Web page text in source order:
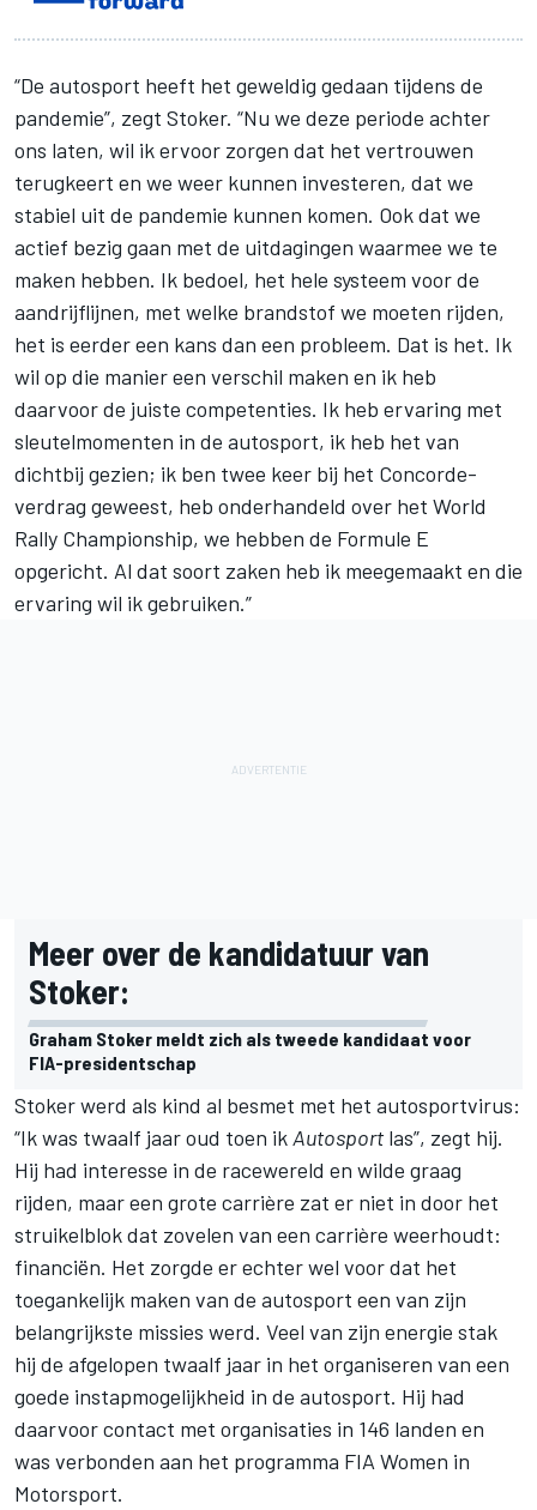
“De autosport heeft het geweldig gedaan tijdens de
pandemie”, zegt Stoker. “Nu we deze periode achter
ons laten, wil ik ervoor zorgen dat het vertrouwen
terugkeert en we weer kunnen investeren, dat we
stabiel uit de pandemie kunnen komen. Ook dat we
actief bezig gaan met de uitdagingen waarmee we te
maken hebben. Ik bedoel, het hele systeem voor de
aandrijflijnen, met welke brandstof we moeten rijden,
het is eerder een kans dan een probleem. Dat is het. Ik
wil op die manier een verschil maken en ik heb
daarvoor de juiste competenties. Ik heb ervaring met
sleutelmomenten in de autosport, ik heb het van
dichtbij gezien; ik ben twee keer bij het Concorde-
verdrag geweest, heb onderhandeld over het World
Rally Championship, we hebben de Formule E
opgericht. Al dat soort zaken heb ik meegemaakt en die
ervaring wil ik gebruiken.”
Meer over de kandidatuur van
Stoker:
Graham Stoker meldt zich als tweede kandidaat voor
FIA-presidentschap
Stoker werd als kind al besmet met het autosportvirus:
“Ik was twaalf jaar oud toen ikAutosport las”, zegt hij.
Hij had interesse in de racewereld en wilde graag
rijden, maar een grote carrière zat er niet in door het
struikelblok dat zovelen van een carrière weerhoudt:
financiën. Het zorgde er echter wel voor dat het
toegankelijk maken van de autosport een van zijn
belangrijkste missies werd. Veel van zijn energie stak
hij de afgelopen twaalf jaar in het organiseren van een
goede instapmogelijkheid in de autosport. Hij had
daarvoor contact met organisaties in 146 landen en
was verbonden aan het programma FIA Women in
Motorsport.